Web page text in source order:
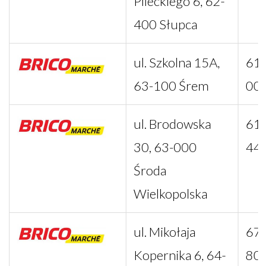
400 Słupca
ul. Szkolna 15A,
63-100 Śrem
61
00
ul. Brodowska
30, 63-000
Środa
Wielkopolska
61
44
ul. Mikołaja
Kopernika 6, 64-
67
80